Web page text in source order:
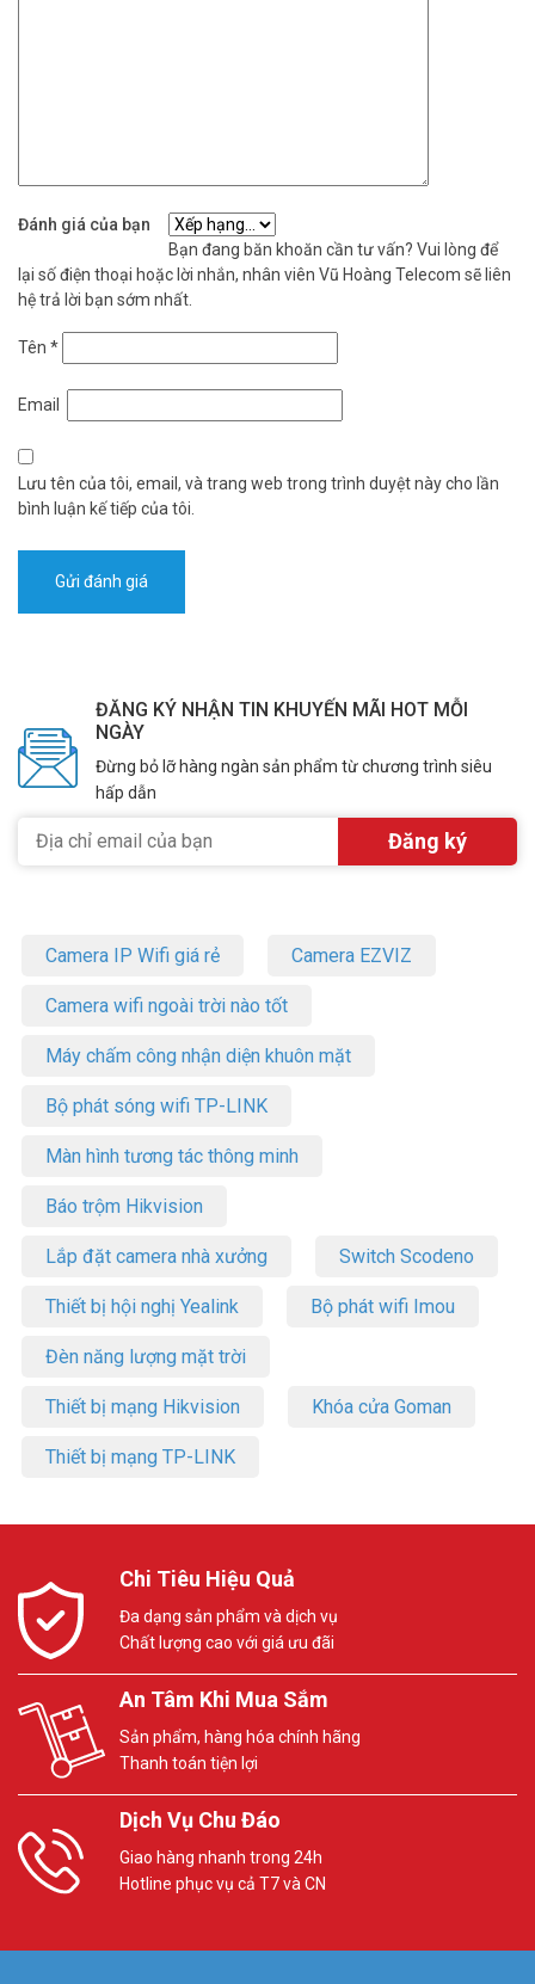
Đánh giá của bạn
Bạn đang băn khoăn cần tư vấn? Vui lòng để
lại số điện thoại hoặc lời nhắn, nhân viên Vũ Hoàng Telecom sẽ liên
hệ trả lời bạn sớm nhất.
Tên *
Email
Lưu tên của tôi, email, và trang web trong trình duyệt này cho lần
bình luận kế tiếp của tôi.
ĐĂNG KÝ NHẬN TIN KHUYẾN MÃI HOT MỖI
NGÀY
Đừng bỏ lỡ hàng ngàn sản phẩm từ chương trình siêu
hấp dẫn
Camera IP Wifi giá rẻ Camera EZVIZ
Camera wifi ngoài trời nào tốt
Máy chấm công nhận diện khuôn mặt
Bộ phát sóng wifi TP-LINK
Màn hình tương tác thông minh
Báo trộm Hikvision
Lắp đặt camera nhà xưởng Switch Scodeno
Thiết bị hội nghị Yealink Bộ phát wifi Imou
Đèn năng lượng mặt trời
Thiết bị mạng Hikvision Khóa cửa Goman
Thiết bị mạng TP-LINK
Chi Tiêu Hiệu Quả
Đa dạng sản phẩm và dịch vụ
Chất lượng cao với giá ưu đãi
An Tâm Khi Mua Sắm
Sản phẩm, hàng hóa chính hãng
Thanh toán tiện lợi
Dịch Vụ Chu Đáo
Giao hàng nhanh trong 24h
Hotline phục vụ cả T7 và CN